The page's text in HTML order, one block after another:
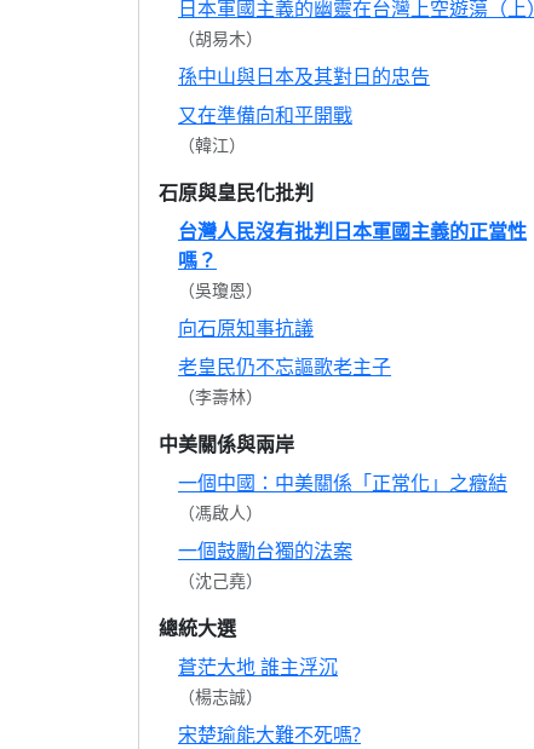
日本軍國主義的幽靈在台灣上空遊蕩（上）
（胡易木）
孫中山與日本及其對日的忠告
又在準備向和平開戰
（韓江）
石原與皇民化批判
台灣人民沒有批判日本軍國主義的正當性
嗎？
（吳瓊恩）
向石原知事抗議
老皇民仍不忘謳歌老主子
（李壽林）
中美關係與兩岸
一個中國：中美關係「正常化」之癥結
（馮啟人）
一個鼓勵台獨的法案
（沈己堯）
總統大選
蒼茫大地 誰主浮沉
（楊志誠）
宋楚瑜能大難不死嗎?